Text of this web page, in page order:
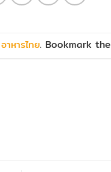
อาหารไทย. Bookmark the